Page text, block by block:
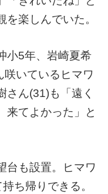
楽しんでいた。
小5年、岩崎夏希
いているヒマワ
さん(31)も「遠く
来てよかった」と
台も設置。ヒマワ
ち帰りできる。